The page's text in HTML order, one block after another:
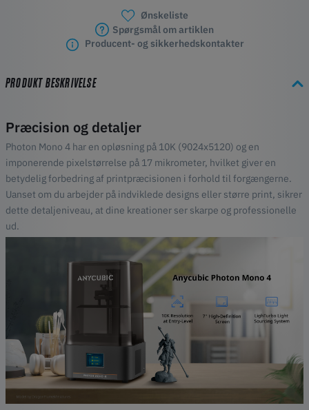
Ønskeliste
Spørgsmål om artiklen
Producent- og sikkerhedskontakter
PRODUKT BESKRIVELSE
Præcision og detaljer
Photon Mono 4 har en opløsning på 10K (9024x5120) og en
imponerende pixelstørrelse på 17 mikrometer, hvilket giver en
betydelig forbedring af printpræcisionen i forhold til forgængerne.
Uanset om du arbejder på indviklede designs eller større print, sikrer
dette detaljeniveau, at dine kreationer ser skarpe og professionelle
ud.